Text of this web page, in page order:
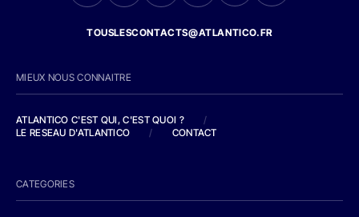
TOUSLESCONTACTS@ATLANTICO.FR
MIEUX NOUS CONNAITRE
ATLANTICO C'EST QUI, C'EST QUOI ?
/
LE RESEAU D'ATLANTICO
/ CONTACT
CATEGORIES